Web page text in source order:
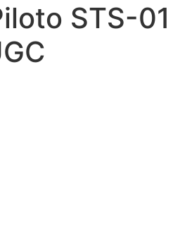
STS-01